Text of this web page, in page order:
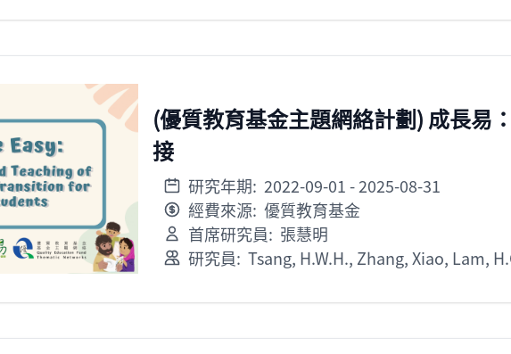
(優質教育基金主題網絡計劃) 成長易
接
研究年期: 2022-09-01- 2025-08-31
經費來源: 優質教育基金
首席研究員: 張慧明
研究員: Tsang, H.W.H., Zhang, Xiao, Lam,